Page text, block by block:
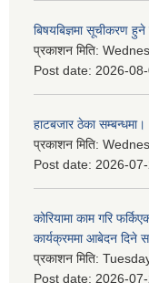
बिषयबिज्ञमा सूचीकरण हुने
प्रकाशन मिति:
Post date: 2026-
हाटबजार ठेका सम्बन्धमा।
प्रकाशन मिति:
Post date: 2026-
कोरियामा काम गरि
कार्यक्रममा आबेदन दिने
प्रकाशन मिति:
Post date: 2026-07-